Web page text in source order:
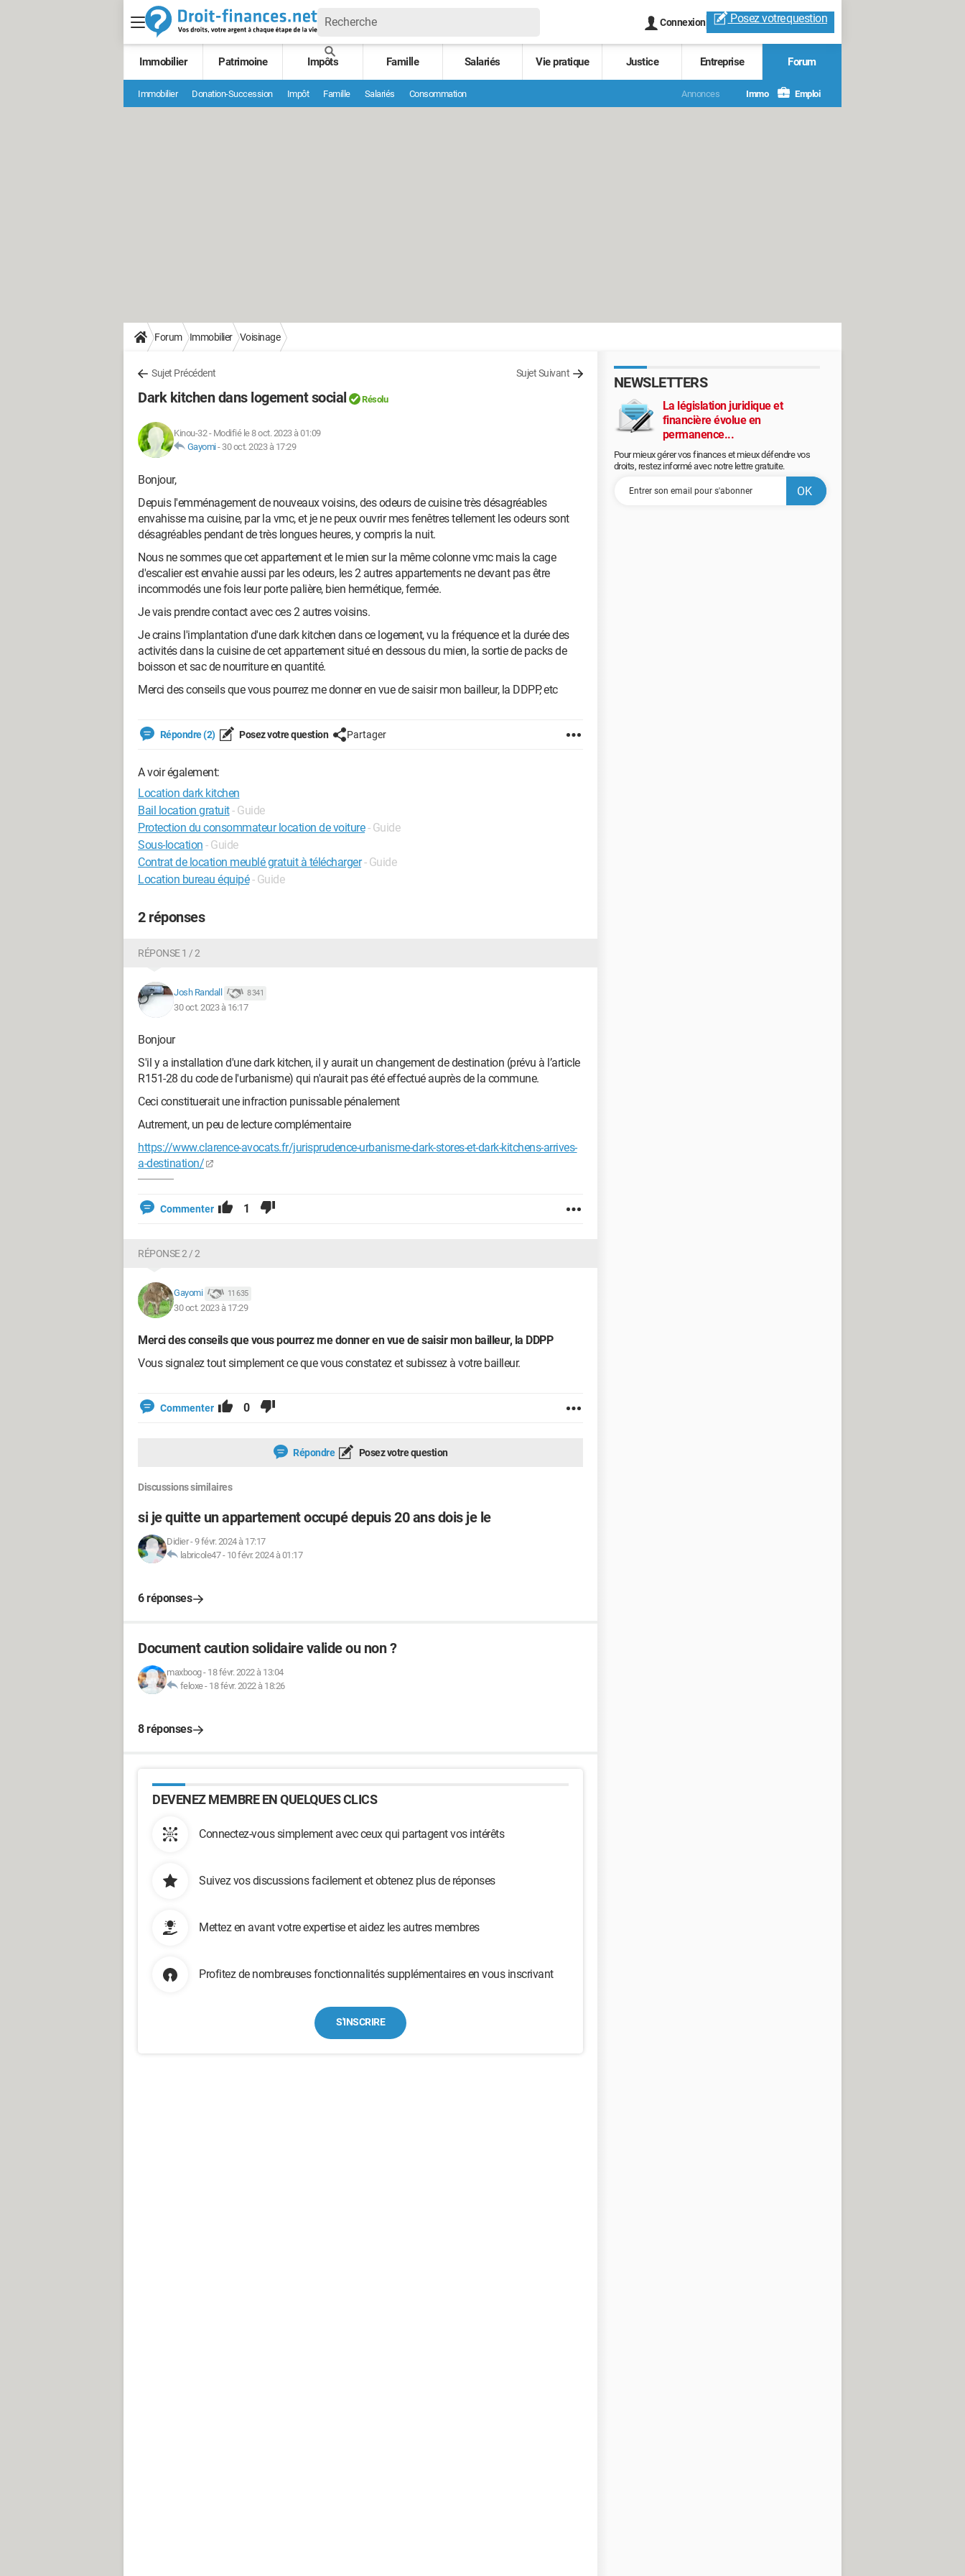
Connexion Posez votrequestion
Immobilier Patrimoine Impôts Famille Salariés Vie pratique Justice Entreprise Forum
Immobilier Donation-Succession Impôt Famille Salariés Consommation Annonces Immo Emploi
Forum Immobilier Voisinage
Sujet Précédent Sujet Suivant
Dark kitchen dans logement social Résolu
Kinou-32- Modifié le 8 oct. 2023 à 01:09
Gayomi- 30 oct. 2023 à 17:29
Bonjour,
Depuis l'emménagement de nouveaux voisins, des odeurs de cuisine très désagréables
envahisse ma cuisine, par la vmc, et je ne peux ouvrir mes fenêtres tellement les odeurs sont
désagréables pendant de très longues heures, y compris la nuit.
Nous ne sommes que cet appartement et le mien sur la même colonne vmc mais la cage
d'escalier est envahie aussi par les odeurs, les 2 autres appartements ne devant pas être
incommodés une fois leur porte palière, bien hermétique, fermée.
Je vais prendre contact avec ces 2 autres voisins.
Je crains l'implantation d'une dark kitchen dans ce logement, vu la fréquence et la durée des
activités dans la cuisine de cet appartement situé en dessous du mien, la sortie de packs de
boisson et sac de nourriture en quantité.
Merci des conseils que vous pourrez me donner en vue de saisir mon bailleur, la DDPP, etc
Répondre (2) Posez votre question Partager
A voir également:
Location dark kitchen
Bail location gratuit- Guide
Protection du consommateur location de voiture - Guide
Sous-location - Guide
Contrat de location meublé gratuit à télécharger - Guide
Location bureau équipé - Guide
2 réponses
RÉPONSE 1 / 2
Josh Randall 8 341
30 oct. 2023 à 16:17
Bonjour
S'il y a installation d'une dark kitchen, il y aurait un changement de destination (prévu à l’article
R151-28 du code de l'urbanisme) qui n'aurait pas été effectué auprès de la commune.
Ceci constituerait une infraction punissable pénalement
Autrement, un peu de lecture complémentaire
https://www.clarence-avocats.fr/jurisprudence-urbanisme-dark-stores-et-dark-kitchens-arrives-
a-destination/
Commenter 1
RÉPONSE 2 / 2
Gayomi 11 635
30 oct. 2023 à 17:29
Merci des conseils que vous pourrez me donner en vue de saisir mon bailleur, la DDPP
Vous signalez tout simplement ce que vous constatez et subissez à votre bailleur.
Commenter 0
Répondre Posez votre question
Discussions similaires
si je quitte un appartement occupé depuis 20 ans dois je le
Didier-9 févr. 2024 à 17:17
labricole47- 10 févr. 2024 à 01:17
6 réponses
Document caution solidaire valide ou non ?
maxboog- 18 févr. 2022 à 13:04
feloxe- 18 févr. 2022 à 18:26
8 réponses
DEVENEZ MEMBRE EN QUELQUES CLICS
Connectez-vous simplement avec ceux qui partagent vos intérêts
Suivez vos discussions facilement et obtenez plus de réponses
Mettez en avant votre expertise et aidez les autres membres
Profitez de nombreuses fonctionnalités supplémentaires en vous inscrivant
S'INSCRIRE
NEWSLETTERS
La législation juridique et
financière évolue en
permanence...
Pour mieux gérer vos finances et mieux défendre vos
droits, restez informé avec notre lettre gratuite.